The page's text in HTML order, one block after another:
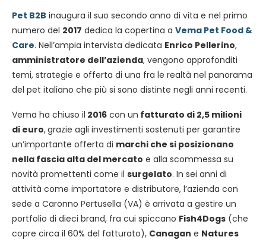
Pet B2B inaugura il suo secondo anno di vita e nel primo
numero del 2017 dedica la copertina a Vema Pet Food &
Care. Nell’ampia intervista dedicata Enrico Pellerino,
amministratore dell’azienda, vengono approfonditi
temi, strategie e offerta di una fra le realtà nel panorama
del pet italiano che più si sono distinte negli anni recenti.
Vema ha chiuso il 2016 con un fatturato di 2,5 milioni
di euro,grazie agli investimenti sostenuti per garantire
un’importante offerta di marchi che si posizionano
nella fascia alta del mercato e alla scommessa su
novità promettenti come il surgelato. In sei anni di
attività come importatore e distributore, l’azienda con
sede a Caronno Pertusella (VA) è arrivata a gestire un
portfolio di dieci brand, fra cui spiccano Fish4Dogs (che
copre circa il 60% del fatturato), Canagan e Natures